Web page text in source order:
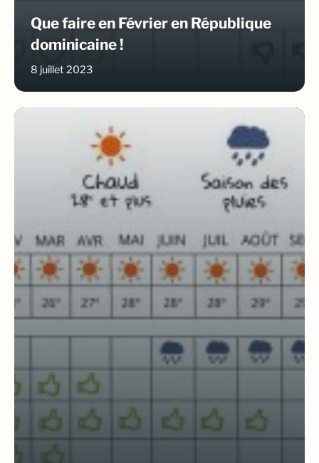
Que faire en Février en République
dominicaine !
8 juillet 2023